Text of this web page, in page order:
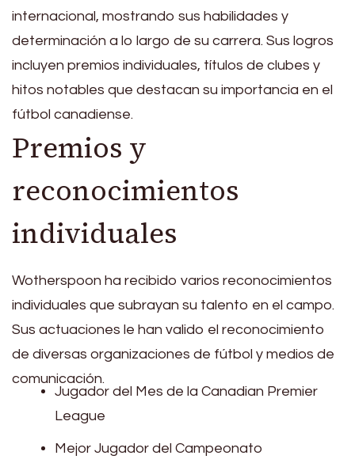
internacional, mostrando sus habilidades y
determinación a lo largo de su carrera. Sus logros
incluyen premios individuales, títulos de clubes y
hitos notables que destacan su importancia en el
fútbol canadiense.
Premios y
reconocimientos
individuales
Wotherspoon ha recibido varios reconocimientos
individuales que subrayan su talento en el campo.
Sus actuaciones le han valido el reconocimiento
de diversas organizaciones de fútbol y medios de
comunicación.
Jugador del Mes de la Canadian Premier
League
Mejor Jugador del Campeonato